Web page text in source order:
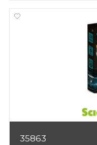
35863